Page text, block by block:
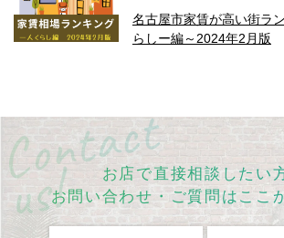
名古屋市家賃が高い街ラ
らしー編～2024年2月版
お店で直接相談したい
お問い合わせ・ご質問はここ